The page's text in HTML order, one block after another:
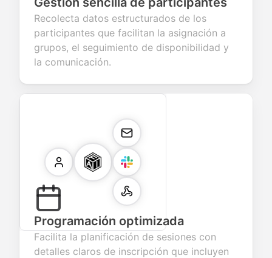
Recolecta datos estructurados de los
participantes que facilitan la asignación a
grupos, el seguimiento de disponibilidad y
la comunicación.
Programación optimizada
Facilita la planificación de sesiones con
detalles claros de inscripción que incluyen